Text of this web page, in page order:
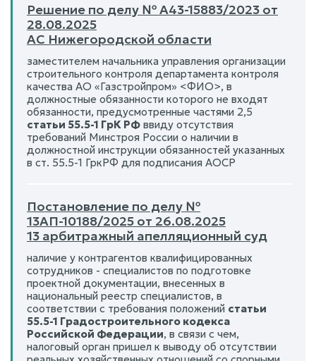
Решение по делу № А43-15883/2023 от
28.08.2025
АС Нижегородской области
заместителем начальника управления организации
строительного контроля департамента контроля
качества АО «Газстройпром» <ФИО>, в
должностные обязанности которого не входят
обязанности, предусмотренные частями 2,5
статьи 55.5-1 ГрК РФ ввиду отсутствия
требований Минстроя России о наличии в
должностной инструкции обязанностей указанных
в ст. 55.5-1 ГркРФ для подписания АОСР
Постановление по делу №
13АП-10188/2025 от 26.08.2025
13 арбитражный апелляционный суд
наличие у контрагентов квалифицированных
сотрудников - специалистов по подготовке
проектной документации, внесенных в
национальный реестр специалистов, в
соответствии с требования положений статьи
55.5-1 Градостроительного кодекса
Российской Федерации, в связи с чем,
налоговый орган пришел к выводу об отсутствии